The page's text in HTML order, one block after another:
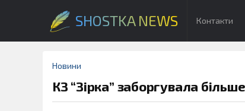
SHOSTKA NEWS Контакти
Новини
КЗ “Зірка” заборгувала